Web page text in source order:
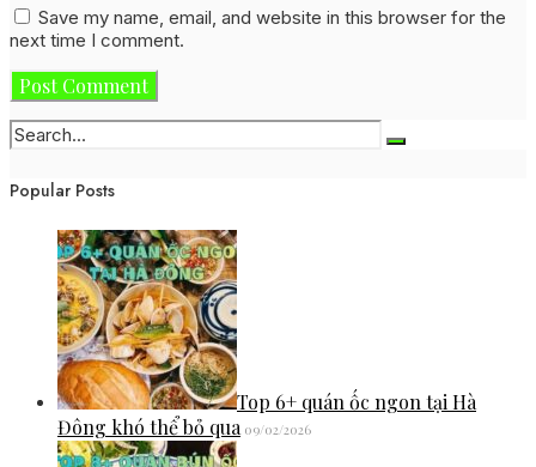
Save my name, email, and website in this browser for the
next time I comment.
Popular Posts
Top 6+ quán ốc ngon tại Hà
Đông khó thể bỏ qua 09/02/2026